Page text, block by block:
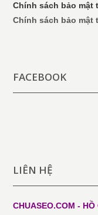
Chính sách bảo mật
Chính sách bảo mật
FACEBOOK
LIÊN HỆ
CHUASEO.COM -